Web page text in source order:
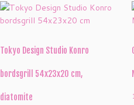
Tokyo Design Studio Konro
bordsgrill 54x23x20 cm,
diatomite